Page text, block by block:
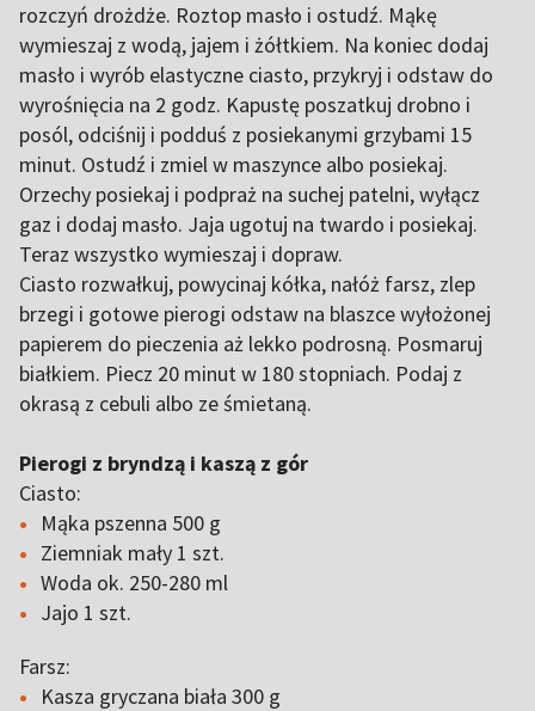
rozczyń drożdże. Roztop masło i ostudź. Mąkę
wymieszaj z wodą, jajem i żółtkiem. Na koniec dodaj
masło i wyrób elastyczne ciasto, przykryj i odstaw do
wyrośnięcia na 2 godz. Kapustę poszatkuj drobno i
posól, odciśnij i podduś z posiekanymi grzybami 15
minut. Ostudź i zmiel w maszynce albo posiekaj.
Orzechy posiekaj i podpraż na suchej patelni, wyłącz
gaz i dodaj masło. Jaja ugotuj na twardo i posiekaj.
Teraz wszystko wymieszaj i dopraw.
Ciasto rozwałkuj, powycinaj kółka, nałóż farsz, zlep
brzegi i gotowe pierogi odstaw na blaszce wyłożonej
papierem do pieczenia aż lekko podrosną. Posmaruj
białkiem. Piecz 20 minut w 180 stopniach. Podaj z
okrasą z cebuli albo ze śmietaną.
Pierogi z bryndzą i kaszą z gór
Ciasto:
Mąka pszenna 500 g
Ziemniak mały 1 szt.
Woda ok. 250-280 ml
Jajo 1 szt.
Farsz:
Kasza gryczana biała 300 g